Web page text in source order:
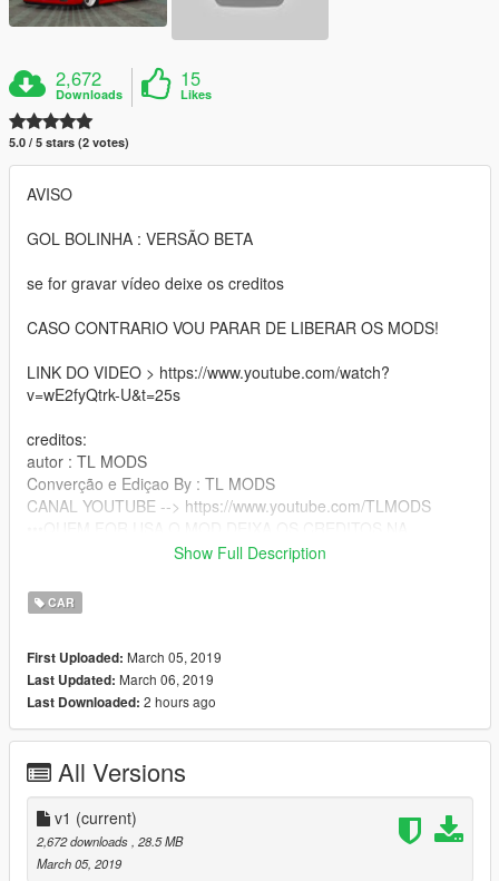
2,672
Downloads
15
Likes
5.0 / 5 stars (2 votes)
AVISO
GOL BOLINHA : VERSÃO BETA
se for gravar vídeo deixe os creditos
CASO CONTRARIO VOU PARAR DE LIBERAR OS MODS!
LINK DO VIDEO > https://www.youtube.com/watch?
v=wE2fyQtrk-U&t=25s
creditos:
autor : TL MODS
Converção e Ediçao By : TL MODS
CANAL YOUTUBE --> https://www.youtube.com/TLMODS
DESCRIÇÃO DOS VIDEOS •••
LOCAL : C:\Users\Grand Theft Auto
V\mods\x64e.rpf\levels\gta5\vehicles.rpf\
Show Full Description
CAR
First Uploaded: March 05, 2019
Last Updated: March 06, 2019
Last Downloaded: 2 hours ago
All Versions
v1 (current)
2,672 downloads , 28.5 MB
March 05, 2019